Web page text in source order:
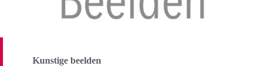
Kunstige beelden